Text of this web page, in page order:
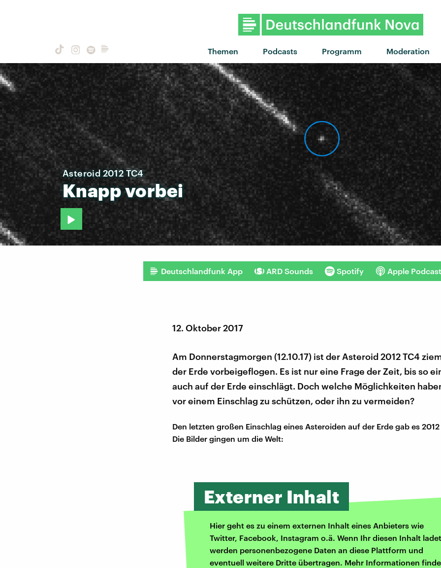
Themen Podcasts Programm Moderation
"The glow" von Sylvan
Asteroid 2012 TC4
Knappvorbei
Deutschlandfunk App ARD Sounds Spotify Apple
12. Oktober 2017
Am Donnerstagmorgen (12.10.17) ist der Asteroid 2012 TC4
der Erde vorbeigeflogen. Es ist nur eine Frage der Zeit, bis so
auch auf der Erde einschlägt. Doch welche Möglichkeiten
vor einem Einschlag zu schützen, oder ihn zu vermeiden?
Den letzten großen Einschlag eines Asteroiden auf der Erde gab es
Die Bilder gingen um die Welt:
Externer Inhalt
Hier geht es zu einem externen Inhalt eines Anbieters wie
Twitter, Facebook, Instagram o.ä. Wenn Ihr diesen Inhalt
werden personenbezogene Daten an diese Plattform und
eventuell weitere Dritte übertragen. Mehr Informationen